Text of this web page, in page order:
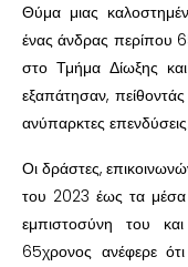
Θύμα μιας
ένας άνδρας περίπου
στο Τμήμα Δίωξης
εξαπάτησαν,
ανύπαρκτες επενδύσεις.
Οι δράστες,
του 2023 έως τα μέσα
εμπιστοσύνη του
65χρονος ανέφερε